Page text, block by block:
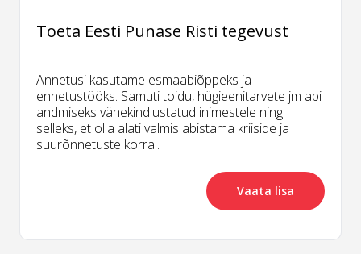
Toeta Eesti Punase Risti tegevust
Annetusi kasutame esmaabiõppeks ja
ennetustööks. Samuti toidu, hügieenitarvete jm abi
andmiseks vähekindlustatud inimestele ning
selleks, et olla alati valmis abistama kriiside ja
suurõnnetuste korral.
Vaata lisa